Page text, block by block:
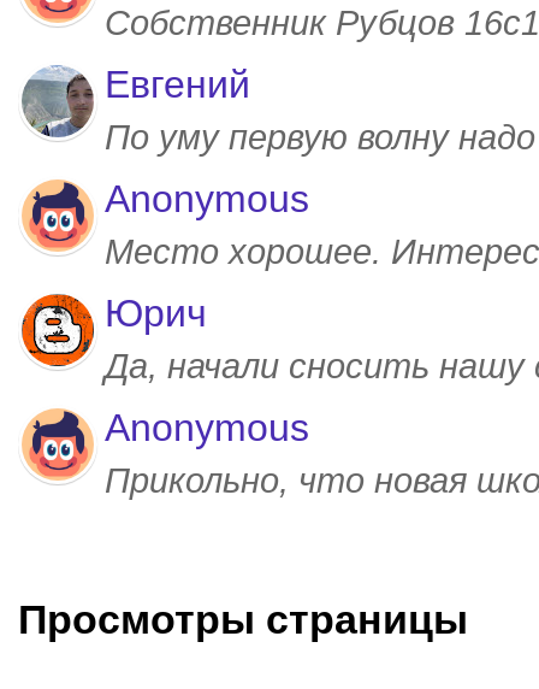
Собственник Рубцов
Евгений
По уму первую волну
Anonymous
Место хорошее.
Юрич
Да, начали сносить
Anonymous
Прикольно, что новая
Просмотры страницы